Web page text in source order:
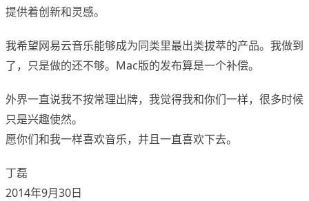
提供着创新和灵感。
我希望网易云音乐能够成为同类里最出类拔萃的产品。我做到
了，只是做的还不够。Mac版的发布算是一个补偿。
外界一直说我不按常理出牌，我觉得我和你们一样，很多时候
只是兴趣使然。
愿你们和我一样喜欢音乐，并且一直喜欢下去。
丁磊
2014年9月30日